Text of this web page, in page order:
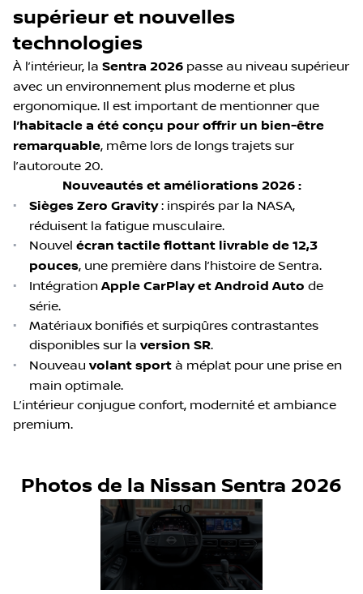
supérieur et nouvelles
technologies
À l’intérieur, la Sentra 2026 passe au niveau supérieur
avec un environnement plus moderne et plus
ergonomique. Il est important de mentionner que
l’habitacle a été conçu pour offrir un bien-être
remarquable, même lors de longs trajets sur
l’autoroute 20.
Nouveautés et améliorations 2026 :
• Sièges Zero Gravity: inspirés par la NASA,
réduisent la fatigue musculaire.
•
Nouvel écran tactile flottant livrable de 12,3
pouces, une première dans l’histoire de Sentra.
•
Intégration Apple CarPlay et Android Auto de
série.
•
Matériaux bonifiés et surpiqûres contrastantes
disponibles sur la version SR.
•
Nouveau volant sport à méplat pour une prise en
main optimale.
L’intérieur conjugue confort, modernité et ambiance
premium.
Photos de la Nissan Sentra 2026
+10